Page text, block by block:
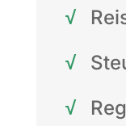
√
√
√